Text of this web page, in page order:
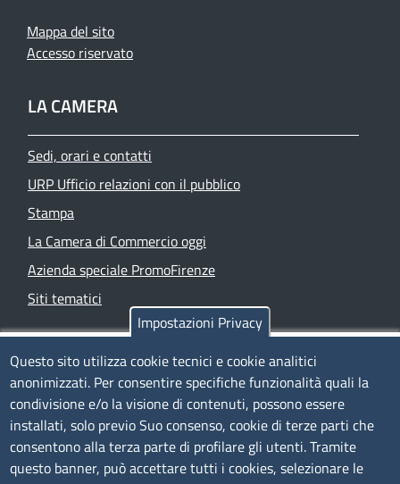
Mappa del sito
Accesso riservato
LA CAMERA
Sedi, orari e contatti
URP Ufficio relazioni con il pubblico
Stampa
La Camera di Commercio oggi
Azienda speciale PromoFirenze
Siti tematici
TRASPARENZA
Albo Online
Amministrazione trasparente
Bandi e concorsi
Segnalazioni Whistleblowing
Impostazioni Privacy
Questo sito utilizza cookie tecnici e cookie analitici
anonimizzati. Per consentire specifiche funzionalità quali la
condivisione e/o la visione di contenuti, possono essere
installati, solo previo Suo consenso, cookie di terze parti che
consentono alla terza parte di profilare gli utenti. Tramite
questo banner, può accettare tutti i cookies, selezionare le